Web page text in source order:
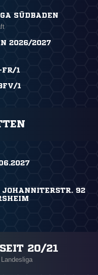
SÜDBADEN
2026/2027
1
1
92
20/21